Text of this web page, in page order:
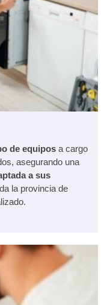
de equipos a cargo
asegurando una
a sus
la provincia de